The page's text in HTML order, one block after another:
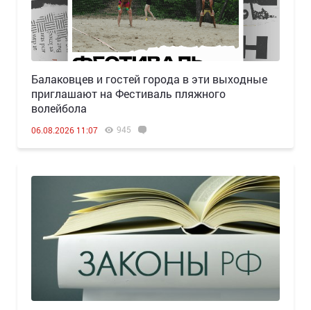
Балаковцев и гостей города в эти выходные
приглашают на Фестиваль пляжного
волейбола
06.08.2026 11:07 945